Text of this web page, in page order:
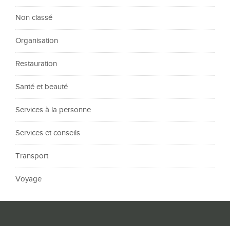
Non classé
Organisation
Restauration
Santé et beauté
Services à la personne
Services et conseils
Transport
Voyage